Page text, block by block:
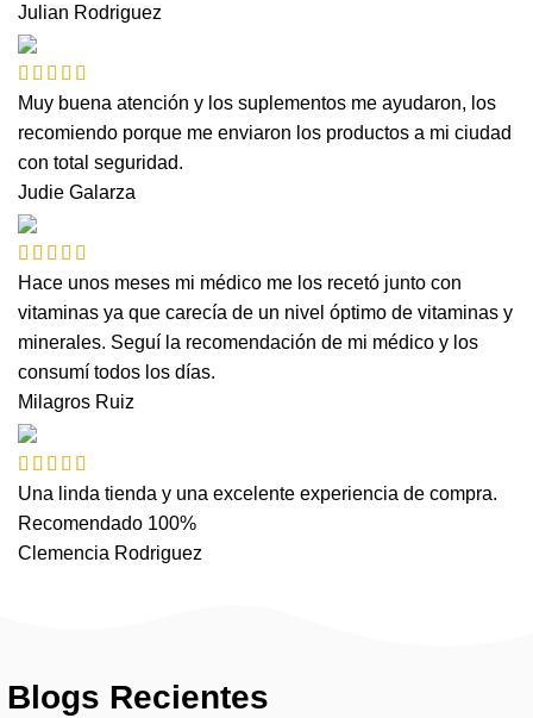
Julian Rodriguez
Muy buena atención y los suplementos me ayudaron, los
recomiendo porque me enviaron los productos a mi ciudad
con total seguridad.
Judie Galarza
Hace unos meses mi médico me los recetó junto con
vitaminas ya que carecía de un nivel óptimo de vitaminas y
minerales. Seguí la recomendación de mi médico y los
consumí todos los días.
Milagros Ruiz
Una linda tienda y una excelente experiencia de compra.
Recomendado 100%
Clemencia Rodriguez
Blogs Recientes